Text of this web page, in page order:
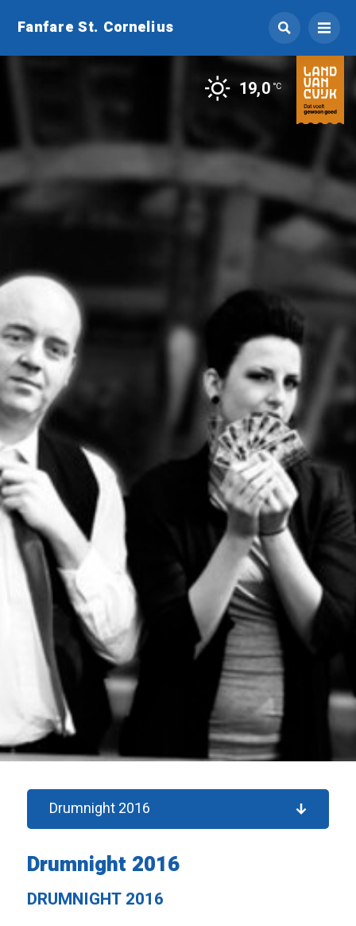
Fanfare St. Cornelius
19,0 °C
Drumnight 2016
Drumnight 2016
DRUMNIGHT 2016